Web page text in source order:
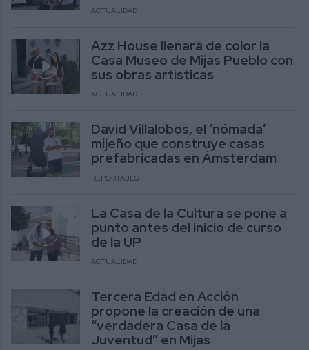
ACTUALIDAD
Azz House llenará de color la
Casa Museo de Mijas Pueblo con
sus obras artísticas
ACTUALIDAD
David Villalobos, el ‘nómada’
mijeño que construye casas
prefabricadas en Ámsterdam
REPORTAJES
La Casa de la Cultura se pone a
punto antes del inicio de curso
de la UP
ACTUALIDAD
Tercera Edad en Acción
propone la creación de una
“verdadera Casa de la
Juventud” en Mijas